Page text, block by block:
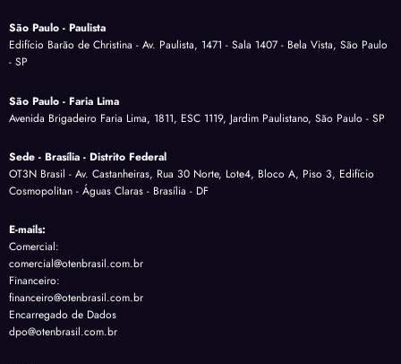
São Paulo - Paulista
Edifício Barão de Christina - Av. Paulista, 1471 - Sala 1407 - Bela Vista, São Paulo
- SP
São Paulo - Faria Lima
Avenida Brigadeiro Faria Lima, 1811, ESC 1119, Jardim Paulistano, São Paulo - SP
Sede - Brasília - Distrito Federal
OT3N Brasil - Av. Castanheiras, Rua 30 Norte, Lote4, Bloco A, Piso 3, Edifício
Cosmopolitan - Águas Claras - Brasília - DF
E-mails:
Comercial:
comercial@otenbrasil.com.br
Financeiro:
financeiro@otenbrasil.com.br
Encarregado de Dados
dpo@otenbrasil.com.br